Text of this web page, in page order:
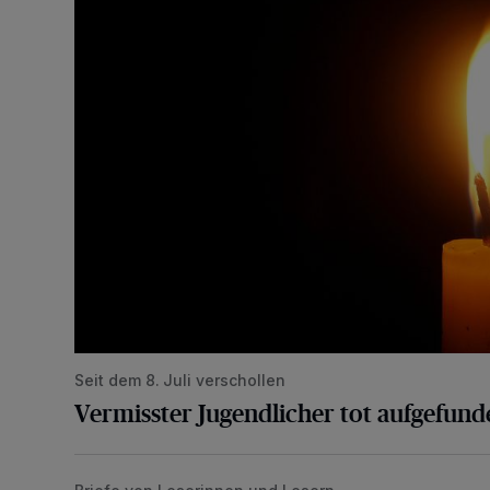
Seit dem 8. Juli verschollen
Vermisster Jugendlicher tot